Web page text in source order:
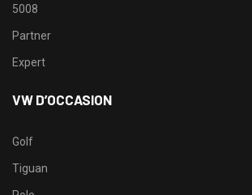
5008
Partner
Expert
VW D’OCCASION
Golf
Tiguan